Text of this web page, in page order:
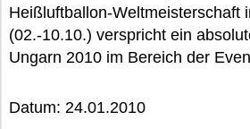
Heißluftballon-Weltmeisterschaft
(02.-10.10.) verspricht ein
Ungarn 2010 im Bereich der
Datum: 24.01.2010